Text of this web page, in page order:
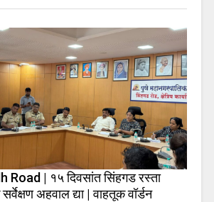
Road | १५ दिवसांत सिंहगड रस्ता
अहवाल द्या | वाहतूक वॉर्डन